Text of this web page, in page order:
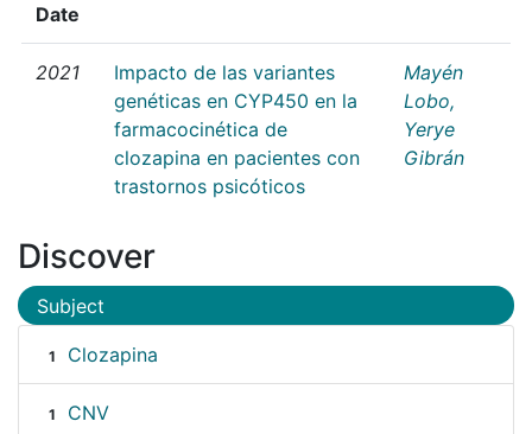
Date
2021
Impacto de las variantes
genéticas en CYP450 en la
farmacocinética de
clozapina en pacientes con
trastornos psicóticos
Mayén
Lobo,
Yerye
Gibrán
Discover
Subject
1 Clozapina
1 CNV